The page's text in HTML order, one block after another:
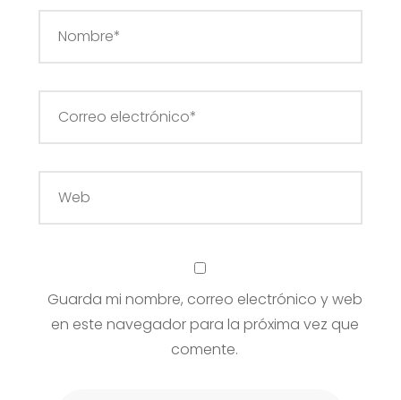
Guarda mi nombre, correo electrónico y web
en este navegador para la próxima vez que
comente.